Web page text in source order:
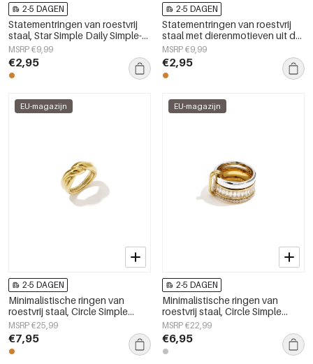
2-5 DAGEN
Statementringen van roestvrij
staal, Star Simple Daily Simple-
serie, damessieraden
MSRP €9,99
€2,95
2-5 DAGEN
Statementringen van roestvrij
staal met dierenmotieven uit de
Simple Daily serie voor dames.
MSRP €9,99
€2,95
EU-magazijn
2-5 DAGEN
Minimalistische ringen van
roestvrij staal, Circle Simple
Daily Simple-serie,
damessieraden.
MSRP €25,99
€7,95
EU-magazijn
2-5 DAGEN
Minimalistische ringen van
roestvrij staal, Circle Simple
Daily Simple-serie,
damessieraden.
MSRP €22,99
€6,95